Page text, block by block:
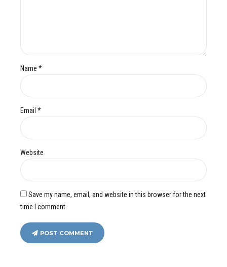
Name *
Email *
Website
Save my name, email, and website in this browser for the next
time I comment.
POST COMMENT